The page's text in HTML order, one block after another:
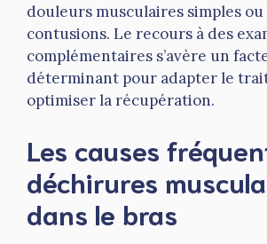
douleurs musculaires simples ou
contusions. Le recours à des
complémentaires s’avère un
déterminant pour adapter le
optimiser la récupération.
Les causes
déchirures
dans le bras